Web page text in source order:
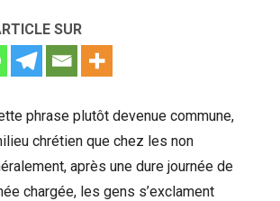
SUR
phrase plutôt devenue commune,
chrétien que chez les non
après une dure journée de
chargée, les gens s’exclament